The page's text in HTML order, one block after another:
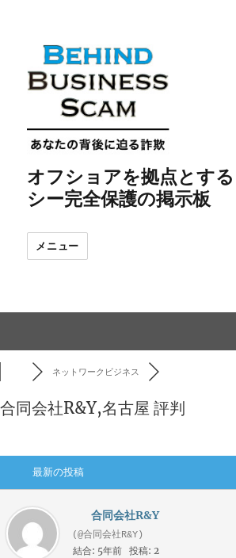
オフショアを拠点とす
シー完全保護の掲示板
メニュー
ネットワークビジネス
合同会社R&Y,名古屋 評判
最新の投稿
合同会社R&Y
(@合同会社R&Y)
結合: 5年前 投稿: 2